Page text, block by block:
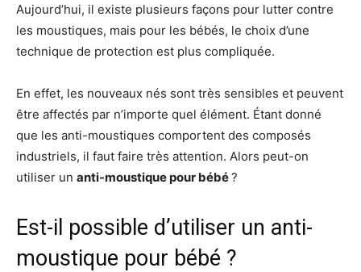
Aujourd’hui, il existe plusieurs façons pour lutter contre
les moustiques, mais pour les bébés, le choix d’une
technique de protection est plus compliquée.
En effet, les nouveaux nés sont très sensibles et peuvent
être affectés par n’importe quel élément. Étant donné
que les anti-moustiques comportent des composés
industriels, il faut faire très attention. Alors peut-on
utiliser un anti-moustique pour bébé?
Est-il possible d’utiliser un anti-
moustique pour bébé ?